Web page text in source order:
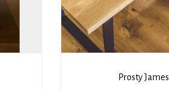
Prosty James